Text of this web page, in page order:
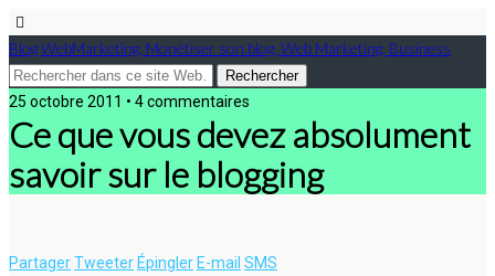
Blog WebMarketing, Monétiser son blog, Web Marketing, Business
25 octobre 2011 • 4 commentaires
Ce que vous devez absolument
savoir sur le blogging
PartagerTweeter Épingler E-mail SMS